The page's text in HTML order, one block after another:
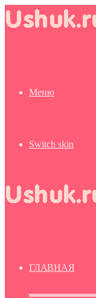
Меню
Switch skin
ГЛАВНАЯ